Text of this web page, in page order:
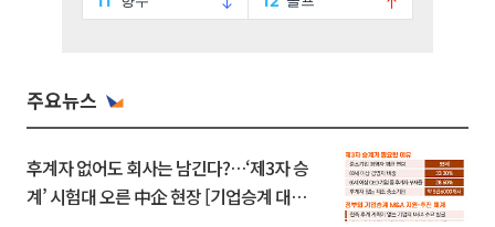
주요뉴스
후계자 없어도 회사는 남긴다?…‘제3자 승
계’ 시험대 오른 中企 현장 [기업승계 대전